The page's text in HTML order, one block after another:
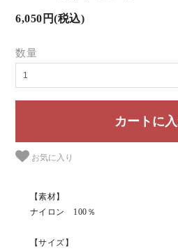
6,050円(税込)
数量
お気に入り
【素材】
ナイロン 100％
【サイズ】